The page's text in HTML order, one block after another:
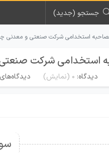
جستجو (جدید)
استخدامی شرکت صنعتی و معدنی
استخدامی شرکت
دیدگاه: 0 (نمایش)